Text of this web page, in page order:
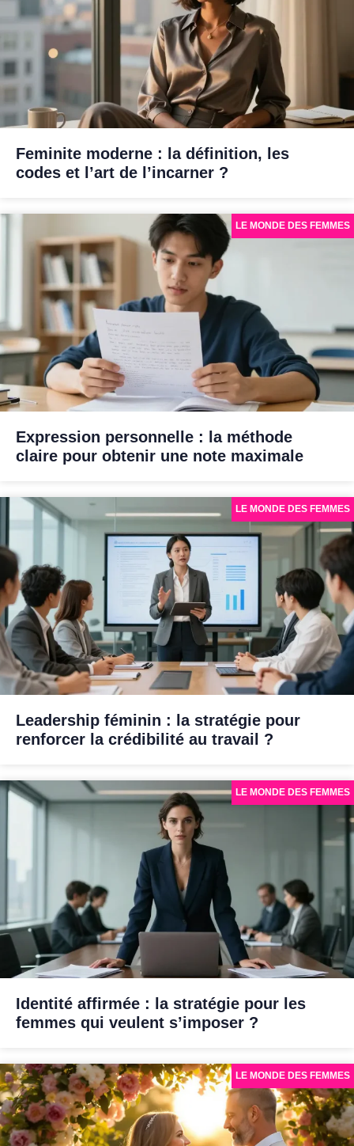
Feminite moderne : la définition, les
codes et l’art de l’incarner ?
Expression personnelle : la méthode
claire pour obtenir une note maximale
LE MONDE DES FEMMES
Leadership féminin : la stratégie pour
renforcer la crédibilité au travail ?
LE MONDE DES FEMMES
Identité affirmée : la stratégie pour les
femmes qui veulent s’imposer ?
LE MONDE DES FEMMES
LE MONDE DES FEMMES